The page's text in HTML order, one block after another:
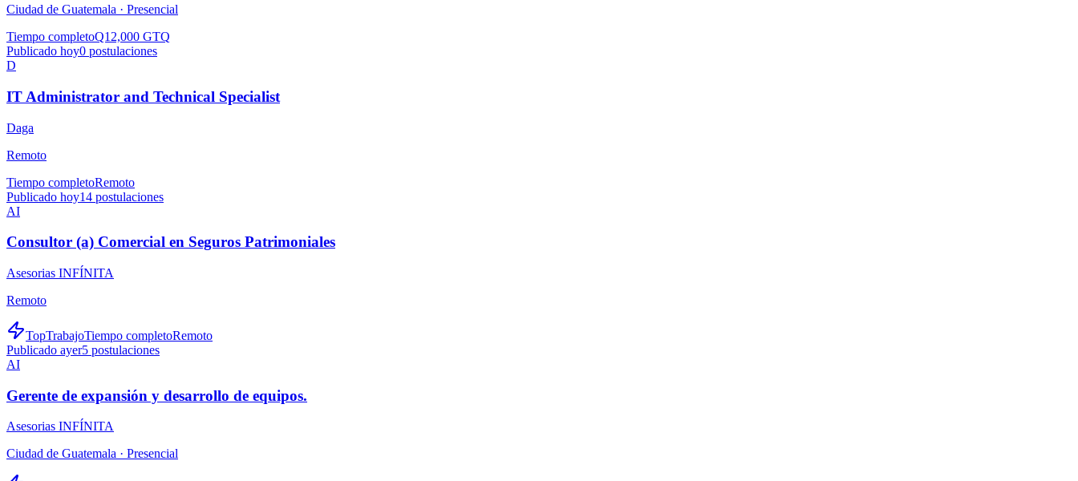
Ciudad de Guatemala · Presencial
Tiempo completoQ12,000 GTQ
Publicado hoy0 postulaciones
D
IT Administrator and Technical Specialist
Daga
Remoto
Tiempo completoRemoto
Publicado hoy14 postulaciones
AI
Consultor (a) Comercial en Seguros Patrimoniales
Asesorias INFÍNITA
Remoto
TopTrabajoTiempo completoRemoto
Publicado ayer5 postulaciones
AI
Gerente de expansión y desarrollo de equipos.
Asesorias INFÍNITA
Ciudad de Guatemala · Presencial